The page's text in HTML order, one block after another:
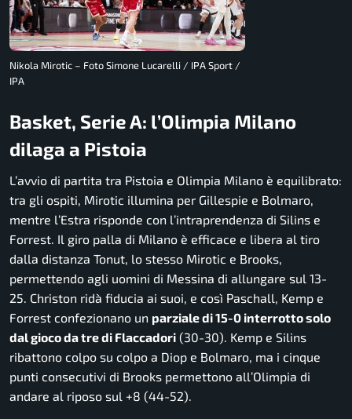
Nikola Mirotic – Foto Simone Lucarelli / IPA Sport /
IPA
Basket, Serie A: l’Olimpia Milano
dilaga a Pistoia
L’avvio di partita tra Pistoia e Olimpia Milano è equilibrato:
tra gli ospiti, Mirotic illumina per Gillespie e Bolmaro,
mentre l’Estra risponde con l’intraprendenza di Silins e
Forrest. Il giro palla di Milano è efficace e libera al tiro
dalla distanza Tonut, lo stesso Mirotic e Brooks,
permettendo agli uomini di Messina di allungare sul 13-
25. Christon ridà fiducia ai suoi, e così Paschall, Kemp e
Forrest confezionano un parziale di 15-0 interrotto solo
dal gioco da tre di Flaccadori (30-30). Kemp e Silins
ribattono colpo su colpo a Diop e Bolmaro, ma i cinque
punti consecutivi di Brooks permettono all’Olimpia di
andare al riposo sul +8 (44-52).